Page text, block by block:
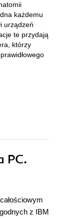
każdemu
urządzeń
te przydają
którzy
PC.
z IBM